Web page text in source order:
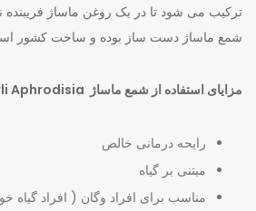
ترکیب می شود تا در یک روغن ماساژ فریبنده
شمع ماساژ دست ساز بوده و ساخت کشور
مزایای استفاده از شمع ماساژ Orli Aphrodisia :
رایحه درمانی خالص
مبتنی بر گیاه
مناسب برای افراد وگان ( افراد گیاه